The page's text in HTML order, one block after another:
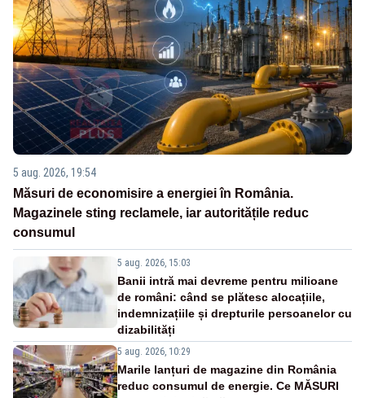
5 aug. 2026, 19:54
Măsuri de economisire a energiei în România.
Magazinele sting reclamele, iar autoritățile reduc
consumul
5 aug. 2026, 15:03
Banii intră mai devreme pentru milioane
de români: când se plătesc alocațiile,
indemnizațiile și drepturile persoanelor cu
dizabilități
5 aug. 2026, 10:29
Marile lanțuri de magazine din România
reduc consumul de energie. Ce MĂSURI